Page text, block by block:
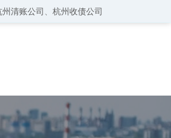
州清账公司 杭州收债公司